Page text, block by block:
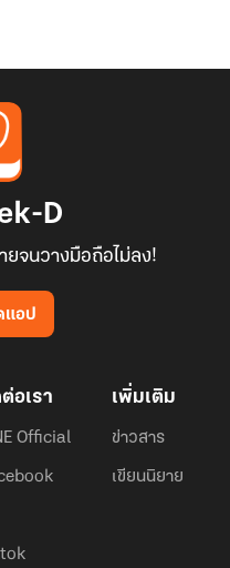
D
จนวางมือถือไม่ลง!
แอป
อเรา
Official
เพิ่มเติม
ข่าวสาร
เขียนนิยาย